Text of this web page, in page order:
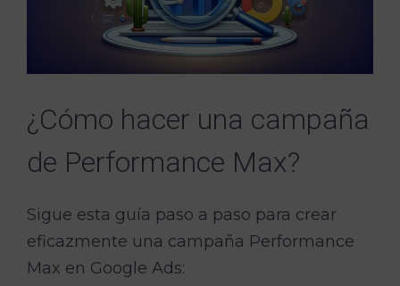
¿Cómo hacer una campaña
de Performance Max?
Sigue esta guía paso a paso para crear
eficazmente una campaña Performance
Max en Google Ads: